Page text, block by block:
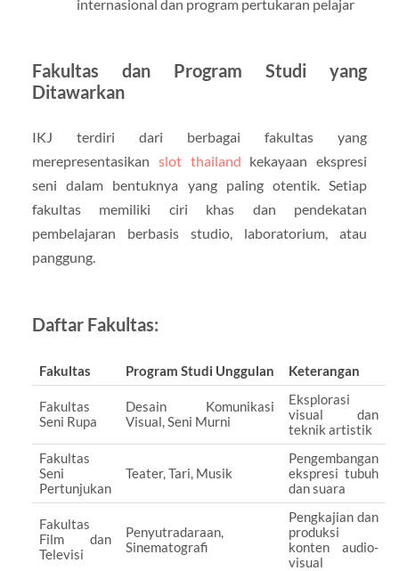
internasional dan program pertukaran pelajar
Fakultas dan Program Studi yang
Ditawarkan
IKJ terdiri dari berbagai fakultas yang
merepresentasikan slot thailand kekayaan ekspresi
seni dalam bentuknya yang paling otentik. Setiap
fakultas memiliki ciri khas dan pendekatan
pembelajaran berbasis studio, laboratorium, atau
panggung.
Daftar Fakultas:
Fakultas Program Studi Unggulan Keterangan
Fakultas
Seni Rupa
Desain Komunikasi
Visual, Seni Murni
Eksplorasi
visual dan
teknik artistik
Fakultas
Seni
Pertunjukan
Teater, Tari, Musik
Pengembangan
ekspresi tubuh
dan suara
Fakultas
Film dan
Televisi
Penyutradaraan,
Sinematografi
Pengkajian dan
produksi
konten audio-
visual